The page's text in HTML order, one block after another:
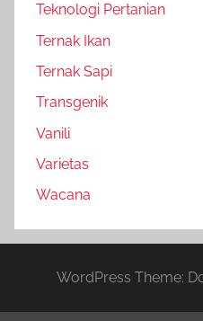
Teknologi Pertanian
Ternak Ikan
Ternak Sapi
Transgenik
Vanili
Varietas
Wacana
WordPress Theme: